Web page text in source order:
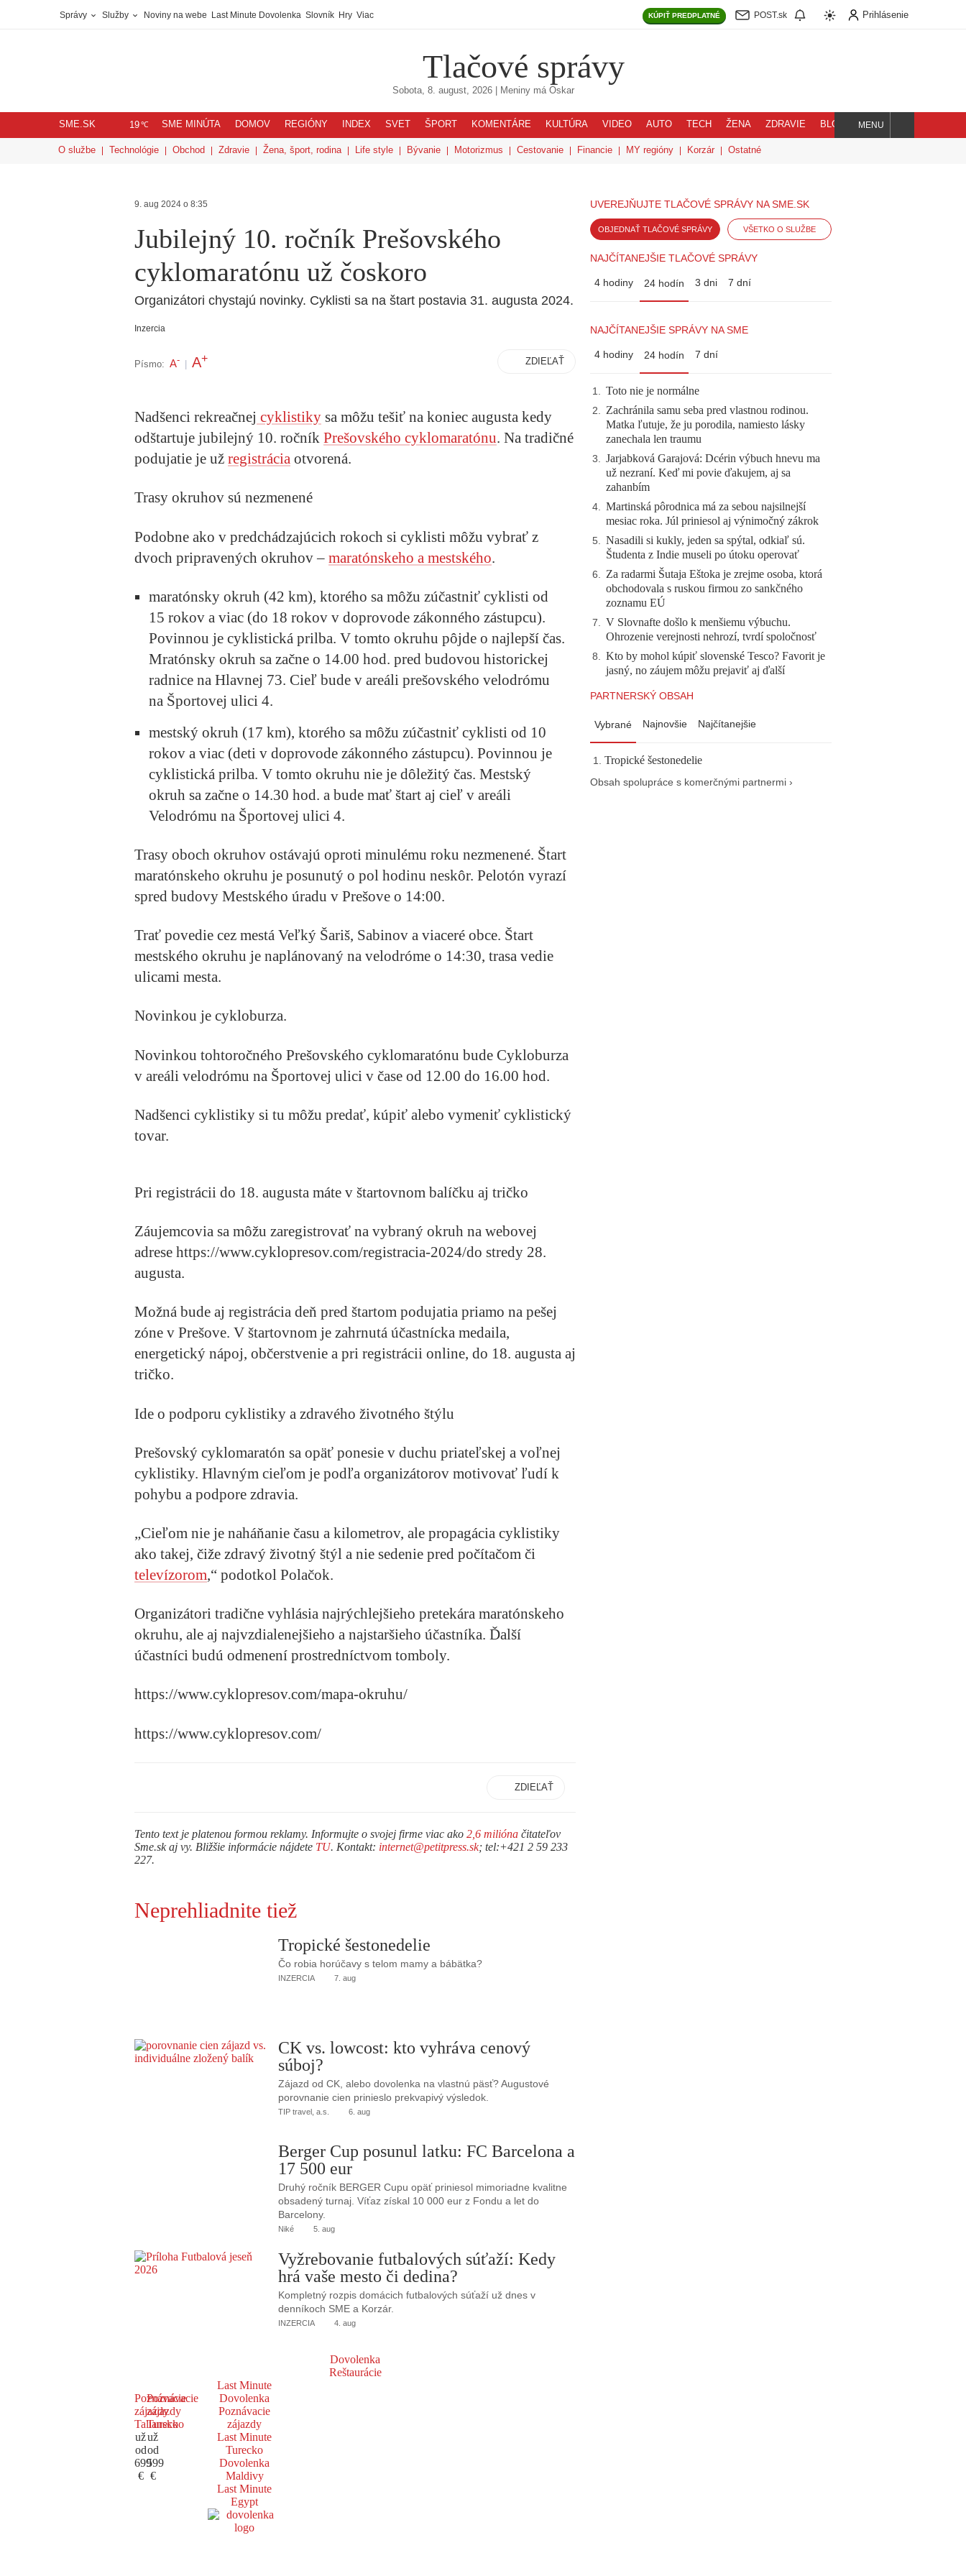
Správy Služby Noviny na webe Last Minute Dovolenka Slovník Hry Viac KÚPIŤ PREDPLATNÉ POST.sk Prihlásenie
Tlačové správy
Sobota, 8. august, 2026| Meniny má Oskar
SME.SK 19℃ SME MINÚTA DOMOV REGIÓNY INDEX SVET ŠPORT KOMENTÁRE KULTÚRA VIDEO AUTO TECH ŽENA ZDRAVIE BLOG
Hľadaj
MENU
O službe Technológie Obchod Zdravie Žena, šport, rodina Life style Bývanie Motorizmus Cestovanie Financie MY regióny Korzár Ostatné
9. aug 2024 o 8:35
Jubilejný 10. ročník Prešovského
cyklomaratónu už čoskoro
Organizátori chystajú novinky. Cyklisti sa na štart postavia 31. augusta 2024.
Inzercia
Písmo: A- A+ ZDIEĽAŤ
Nadšenci rekreačnej cyklistiky sa môžu tešiť na koniec augusta kedy
odštartuje jubilejný 10. ročník Prešovského cyklomaratónu. Na tradičné
podujatie je už registrácia otvorená.
Trasy okruhov sú nezmenené
Podobne ako v predchádzajúcich rokoch si cyklisti môžu vybrať z
dvoch pripravených okruhov – maratónskeho a mestského.
maratónsky okruh (42 km), ktorého sa môžu zúčastniť cyklisti od
15 rokov a viac (do 18 rokov v doprovode zákonného zástupcu).
Povinnou je cyklistická prilba. V tomto okruhu pôjde o najlepší čas.
Mratónsky okruh sa začne o 14.00 hod. pred budovou historickej
radnice na Hlavnej 73. Cieľ bude v areáli prešovského velodrómu
na Športovej ulici 4.
mestský okruh (17 km), ktorého sa môžu zúčastniť cyklisti od 10
rokov a viac (deti v doprovode zákonného zástupcu). Povinnou je
cyklistická prilba. V tomto okruhu nie je dôležitý čas. Mestský
okruh sa začne o 14.30 hod. a bude mať štart aj cieľ v areáli
Velodrómu na Športovej ulici 4.
Trasy oboch okruhov ostávajú oproti minulému roku nezmenené. Štart
maratónskeho okruhu je posunutý o pol hodinu neskôr. Pelotón vyrazí
spred budovy Mestského úradu v Prešove o 14:00.
Trať povedie cez mestá Veľký Šariš, Sabinov a viaceré obce. Štart
mestského okruhu je naplánovaný na velodróme o 14:30, trasa vedie
ulicami mesta.
Novinkou je cykloburza.
Novinkou tohtoročného Prešovského cyklomaratónu bude Cykloburza
v areáli velodrómu na Športovej ulici v čase od 12.00 do 16.00 hod.
Nadšenci cyklistiky si tu môžu predať, kúpiť alebo vymeniť cyklistický
tovar.
Pri registrácii do 18. augusta máte v štartovnom balíčku aj tričko
Záujemcovia sa môžu zaregistrovať na vybraný okruh na webovej
adrese https://www.cyklopresov.com/registracia-2024/do stredy 28.
augusta.
Možná bude aj registrácia deň pred štartom podujatia priamo na pešej
zóne v Prešove. V štartovnom je zahrnutá účastnícka medaila,
energetický nápoj, občerstvenie a pri registrácii online, do 18. augusta aj
tričko.
Ide o podporu cyklistiky a zdravého životného štýlu
Prešovský cyklomaratón sa opäť ponesie v duchu priateľskej a voľnej
cyklistiky. Hlavným cieľom je podľa organizátorov motivovať ľudí k
pohybu a podpore zdravia.
„Cieľom nie je naháňanie času a kilometrov, ale propagácia cyklistiky
ako takej, čiže zdravý životný štýl a nie sedenie pred počítačom či
televízorom,“ podotkol Polačok.
Organizátori tradične vyhlásia najrýchlejšieho pretekára maratónskeho
okruhu, ale aj najvzdialenejšieho a najstaršieho účastníka. Ďalší
účastníci budú odmenení prostredníctvom tomboly.
https://www.cyklopresov.com/mapa-okruhu/
https://www.cyklopresov.com/
ZDIEĽAŤ
Tento text je platenou formou reklamy. Informujte o svojej firme viac ako 2,6 milióna čitateľov
Sme.sk aj vy. Bližšie informácie nájdete TU. Kontakt: internet@petitpress.sk; tel:+421 2 59 233
227.
UVEREJŇUJTE TLAČOVÉ SPRÁVY NA SME.SK
OBJEDNAŤ TLAČOVÉ SPRÁVY VŠETKO O SLUŽBE
NAJČÍTANEJŠIE TLAČOVÉ SPRÁVY
4 hodiny 24 hodín 3 dni 7 dní
NAJČÍTANEJŠIE SPRÁVY NA SME
4 hodiny 24 hodín 7 dní
1. Toto nie je normálne
2. Zachránila samu seba pred vlastnou rodinou.
Matka ľutuje, že ju porodila, namiesto lásky
zanechala len traumu
3. Jarjabková Garajová: Dcérin výbuch hnevu ma
už nezraní. Keď mi povie ďakujem, aj sa
zahanbím
4. Martinská pôrodnica má za sebou najsilnejší
mesiac roka. Júl priniesol aj výnimočný zákrok
5. Nasadili si kukly, jeden sa spýtal, odkiaľ sú.
Študenta z Indie museli po útoku operovať
6. Za radarmi Šutaja Eštoka je zrejme osoba, ktorá
obchodovala s ruskou firmou zo sankčného
zoznamu EÚ
7. V Slovnafte došlo k menšiemu výbuchu.
Ohrozenie verejnosti nehrozí, tvrdí spoločnosť
8. Kto by mohol kúpiť slovenské Tesco? Favorit je
jasný, no záujem môžu prejaviť aj ďalší
PARTNERSKÝ OBSAH
Vybrané Najnovšie Najčítanejšie
Tropické šestonedelie
Obsah spolupráce s komerčnými partnermi ›
Neprehliadnite tiež
Tropické šestonedelie
Čo robia horúčavy s telom mamy a bábätka?
INZERCIA 7. aug
CK vs. lowcost: kto vyhráva cenový
súboj?
Zájazd od CK, alebo dovolenka na vlastnú päsť? Augustové
porovnanie cien prinieslo prekvapivý výsledok.
TIP travel, a.s. 6. aug
Berger Cup posunul latku: FC Barcelona a
17 500 eur
Druhý ročník BERGER Cupu opäť priniesol mimoriadne kvalitne
obsadený turnaj. Víťaz získal 10 000 eur z Fondu a let do
Barcelony.
Niké 5. aug
Vyžrebovanie futbalových súťaží: Kedy
hrá vaše mesto či dedina?
Kompletný rozpis domácich futbalových súťaží už dnes v
denníkoch SME a Korzár.
INZERCIA 4. aug
Dovolenka
Reštaurácie
Poznávacie
zájazdy
Taliansko
už
od
699
€
Poznávacie
zájazdy
Turecko
už
od
599
€
Last Minute
Dovolenka
Poznávacie
zájazdy
Last Minute
Turecko
Dovolenka
Maldivy
Last Minute
Egypt